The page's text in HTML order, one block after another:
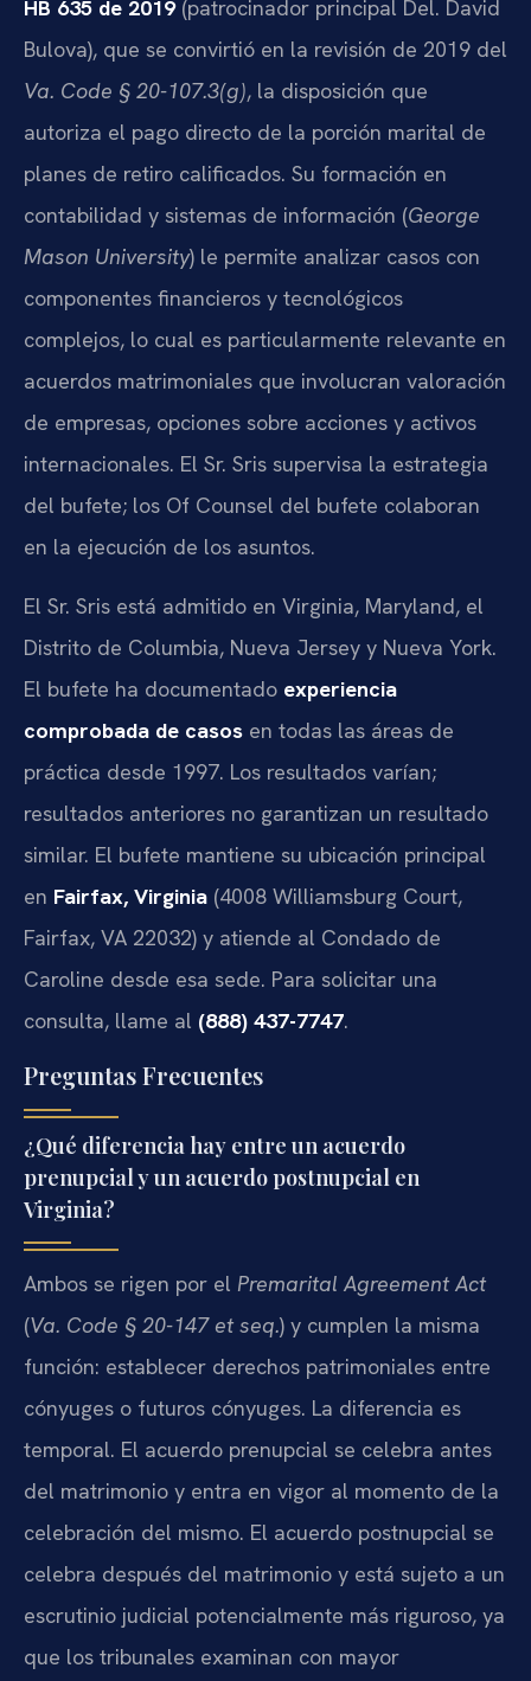
HB 635 de 2019(patrocinador principal Del. David
Bulova), que se convirtió en la revisión de 2019 del
Va. Code § 20-107.3(g), la disposición que
autoriza el pago directo de la porción marital de
planes de retiro calificados. Su formación en
contabilidad y sistemas de información (George
Mason University) le permite analizar casos con
componentes financieros y tecnológicos
complejos, lo cual es particularmente relevante en
acuerdos matrimoniales que involucran valoración
de empresas, opciones sobre acciones y activos
internacionales. El Sr. Sris supervisa la estrategia
del bufete; los Of Counsel del bufete colaboran
en la ejecución de los asuntos.
El Sr. Sris está admitido en Virginia, Maryland, el
Distrito de Columbia, Nueva Jersey y Nueva York.
El bufete ha documentado experiencia
comprobada de casos en todas las áreas de
práctica desde 1997. Los resultados varían;
resultados anteriores no garantizan un resultado
similar. El bufete mantiene su ubicación principal
en Fairfax, Virginia (4008 Williamsburg Court,
Fairfax, VA 22032) y atiende al Condado de
Caroline desde esa sede. Para solicitar una
consulta, llame al (888) 437-7747.
Preguntas Frecuentes
¿Qué diferencia hay entre un acuerdo
prenupcial y un acuerdo postnupcial en
Virginia?
Ambos se rigen por el Premarital Agreement Act
(Va. Code § 20-147 et seq.) y cumplen la misma
función: establecer derechos patrimoniales entre
cónyuges o futuros cónyuges. La diferencia es
temporal. El acuerdo prenupcial se celebra antes
del matrimonio y entra en vigor al momento de la
celebración del mismo. El acuerdo postnupcial se
celebra después del matrimonio y está sujeto a un
escrutinio judicial potencialmente más riguroso, ya
que los tribunales examinan con mayor